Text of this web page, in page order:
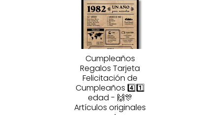
Cumpleaños
Regalos Tarjeta
Felicitación de
Cumpleaños 4️⃣1️⃣
edad - 🙌🎊
Artículos originales